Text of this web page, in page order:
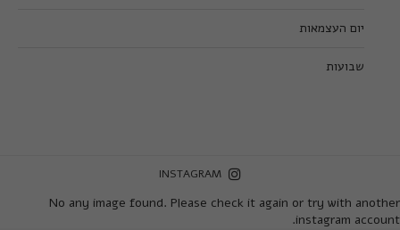
יום העצמאות
שבועות
INSTAGRAM
No any image found. Please check it again or try with another
instagram account.